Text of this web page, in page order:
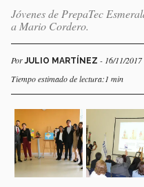
Jóvenes de PrepaTec
a Mario Cordero.
PorJULIO MARTÍNEZ - 16/11/2017
Tiempo estimado de lectura:1 min